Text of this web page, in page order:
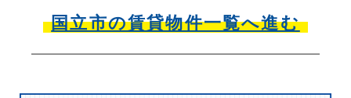
国立市の賃貸物件一覧へ進む